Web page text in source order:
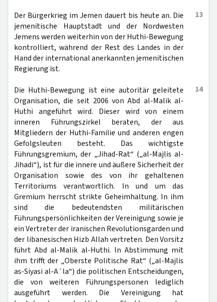
13
Der Bürgerkrieg im Jemen dauert bis heute an. Die
jemenitische Hauptstadt und der Nordwesten
Jemens werden weiterhin von der Huthi-Bewegung
kontrolliert, während der Rest des Landes in der
Hand der international anerkannten jemenitischen
Regierung ist.
14
Die Huthi-Bewegung ist eine autoritär geleitete
Organisation, die seit 2006 von Abd al-Malik al-
Huthi angeführt wird. Dieser wird von einem
inneren Führungszirkel beraten, der aus
Mitgliedern der Huthi-Familie und anderen engen
Gefolgsleuten besteht. Das wichtigste
Führungsgremium, der „Jihad-Rat“ („al-Majlis al-
Jihadi“), ist für die innere und äußere Sicherheit der
Organisation sowie des von ihr gehaltenen
Territoriums verantwortlich. In und um das
Gremium herrscht strikte Geheimhaltung. In ihm
sind die bedeutendsten militärischen
Führungspersönlichkeiten der Vereinigung sowie je
ein Vertreter der iranischen Revolutionsgarden und
der libanesischen Hizb Allah vertreten. Den Vorsitz
führt Abd al-Malik al-Huthi. In Abstimmung mit
ihm trifft der „Oberste Politische Rat“ („al-Majlis
as-Siyasi al-A´la“) die politischen Entscheidungen,
die von weiteren Führungspersonen lediglich
ausgeführt werden. Die Vereinigung hat